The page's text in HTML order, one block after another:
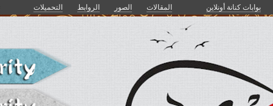
بوابات كنانة أونلاين المقالات الصور الروابط التحميلات